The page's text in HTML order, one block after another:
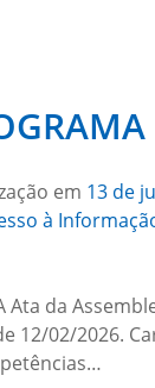
em 13 de
à
Ata da
12/02/2026.